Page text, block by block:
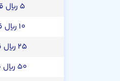
۵ ریال قطر
۱۰ ریال قطر
۲۵ ریال قطر
۵۰ ریال قطر